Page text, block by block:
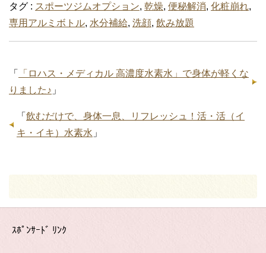
タグ : スポーツジムオプション, 乾燥, 便秘解消, 化粧崩れ,
専用アルミボトル, 水分補給, 洗顔, 飲み放題
「
「ロハス・メディカル 高濃度水素水」で身体が軽くな
りました♪ 」
「 飲むだけで、身体一息、リフレッシュ！活・活（イ
キ・イキ）水素水 」
ｽﾎﾟﾝｻｰﾄﾞ ﾘﾝｸ